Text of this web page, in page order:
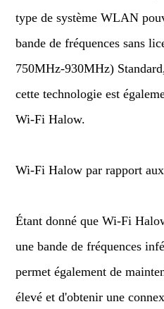
type de système WLAN
bande de fréquences sans
750MHz-930MHz)
cette technologie est
Wi-Fi Halow.
Wi-Fi Halow par rapport
Étant donné que Wi-Fi
une bande de fréquences
permet également de
élevé et d'obtenir une